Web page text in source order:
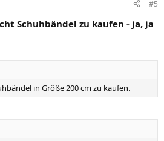
#5
Schuhbändel zu kaufen - ja, ja
in Größe 200 cm zu kaufen.